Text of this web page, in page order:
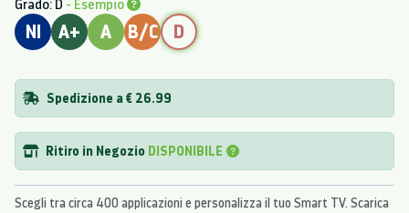
Grado: D - Esempio
NI A+ A B/C D
Spedizione a € 26.99
Ritiro in Negozio DISPONIBILE
Scegli tra circa 400 applicazioni e personalizza il tuo Smart TV. Scarica